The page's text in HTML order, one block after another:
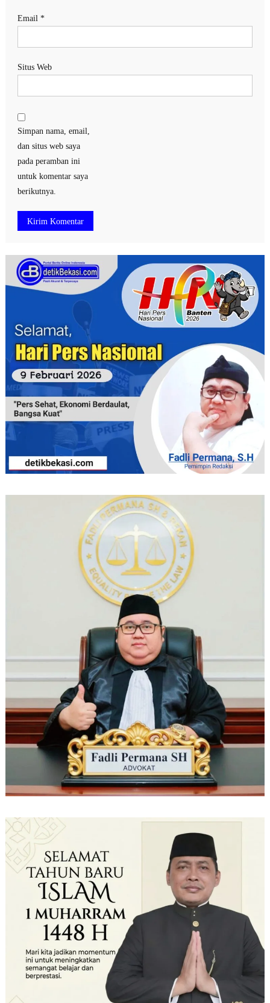
Email *
Situs Web
Simpan nama, email,
dan situs web saya
pada peramban ini
untuk komentar saya
berikutnya.